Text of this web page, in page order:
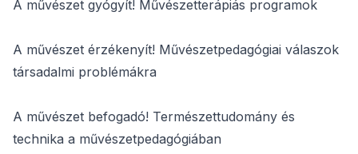
A művészet gyógyít! Művészetterápiás programok
A művészet érzékenyít! Művészetpedagógiai válaszok
társadalmi problémákra
A művészet befogadó! Természettudomány és
technika a művészetpedagógiában